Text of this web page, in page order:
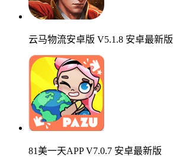
云马物流安卓版 V5.1.8 安卓最新版
81美一天APP V7.0.7 安卓最新版